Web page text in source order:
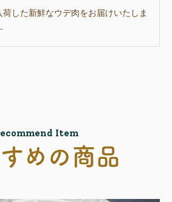
荷した新鮮なウデ肉をお届けいたしま
Item
めの商品